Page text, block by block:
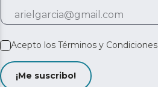
Acepto los Términos y Condiciones
¡Me suscribo!